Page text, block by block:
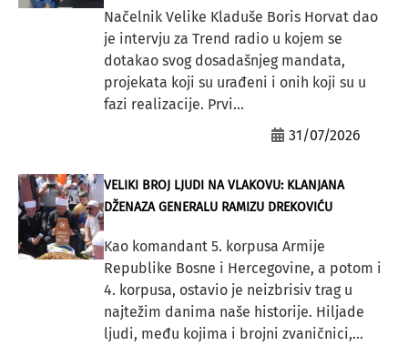
Načelnik Velike Kladuše Boris Horvat dao
je intervju za Trend radio u kojem se
dotakao svog dosadašnjeg mandata,
projekata koji su urađeni i onih koji su u
fazi realizacije. Prvi...
31/07/2026
VELIKI BROJ LJUDI NA VLAKOVU: KLANJANA
DŽENAZA GENERALU RAMIZU DREKOVIĆU
Kao komandant 5. korpusa Armije
Republike Bosne i Hercegovine, a potom i
4. korpusa, ostavio je neizbrisiv trag u
najtežim danima naše historije. Hiljade
ljudi, među kojima i brojni zvaničnici,...